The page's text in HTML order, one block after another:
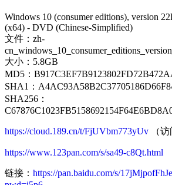
Windows 10 (consumer editions), version
(x64) - DVD (Chinese-Simplified)
文件：zh-
大小：5.8GB
MD5：
SHA1：
SHA256：
https://cloud.189.cn/t/FjUVbm773yUv （
https://www.123pan.com/s/sa49-c8Qt.html
链接： https://pan.baidu.com/s/